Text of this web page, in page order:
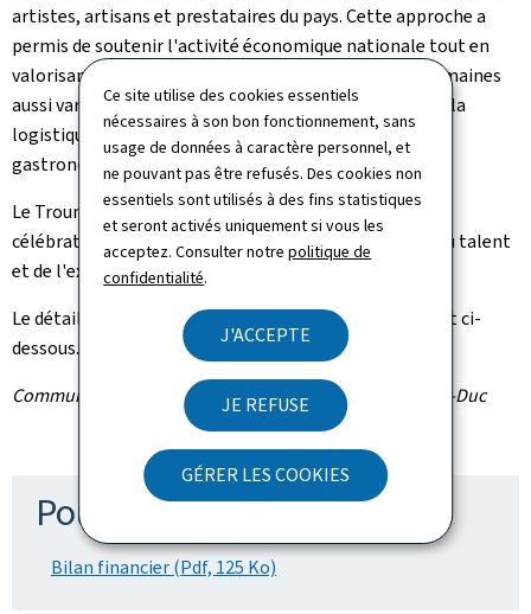
Ce site utilise des cookies essentiels
nécessaires à son bon fonctionnement, sans
usage de données à caractère personnel, et
ne pouvant pas être refusés. Des cookies non
essentiels sont utilisés à des fins statistiques
et seront activés uniquement si vous les
acceptez. Consulter notrepolitique de
confidentialité.
J'ACCEPTE
JE REFUSE
GÉRER LES COOKIES
artistes, artisans et prestataires du pays. Cette approche a
permis de soutenir l'activité économique nationale tout en
valorisant le savoir-faire luxembourgeois dans des domaines
aussi variés que l'événementiel, la culture, l'artisanat, la
logistique, la sécurité, la communication ou encore la
gastronomie.
Le Trounwiessela ainsi été bien plus qu'un moment de
célébration: il a constitué une vitrine internationale du talent
et de l'excellence luxembourgeoise.
Le détail des dépenses est disponible dans le document ci-
dessous.
Communiqué par le ministère d'État / Maison du Grand-Duc
Pour en savoir plus
Bilan financier (Pdf, 125 Ko)